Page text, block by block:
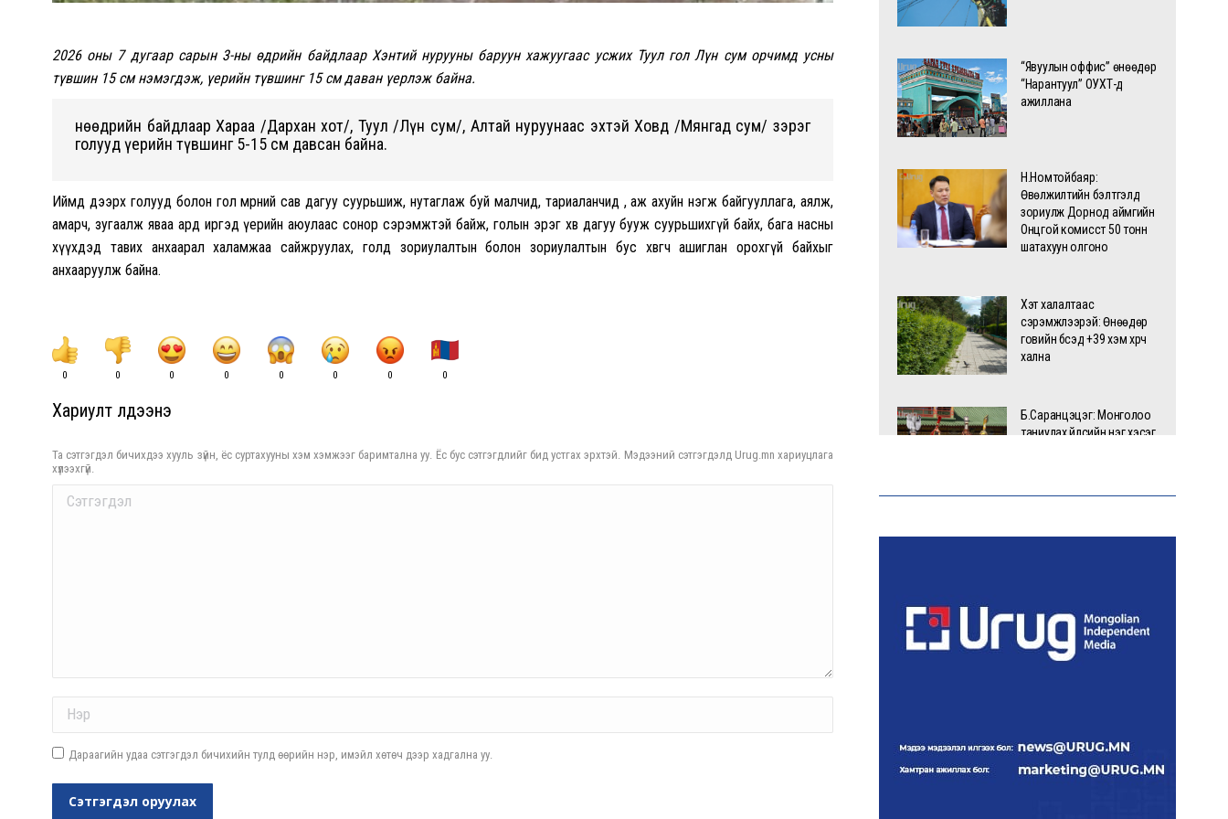
2026 оны 7 дугаар сарын 3-ны өдрийн байдлаар Хэнтий нурууны баруун хажуугаас усжих Туул гол Лүн сум орчимд усны
түвшин 15 см нэмэгдэж, үерийн түвшинг 15 см даван үерлэж байна.
Өнөөдрийн байдлаар Хараа /Дархан хот/, Туул /Лүн сум/, Алтай нуруунаас эхтэй Ховд /Мянгад сум/ зэрэг
голууд үерийн түвшинг 5-15 см давсан байна.
Иймд дээрх голууд болон гол мөрний сав дагуу суурьшиж, нутаглаж буй малчид, тариаланчид , аж ахуйн нэгж байгууллага, аялж,
амарч, зугаалж яваа ард иргэд үерийн аюулаас сонор сэрэмжтэй байж, голын эрэг хөвөө дагуу бууж суурьшихгүй байх, бага насны
хүүхдэд тавих анхаарал халамжаа сайжруулах, голд зориулалтын болон зориулалтын бус хөвөгч ашиглан орохгүй байхыг
анхааруулж байна.
0 0 0 0 0 0 0 0
Хариулт үлдээнэ үү
Та сэтгэгдэл бичихдээ хууль зүйн, ёс суртахууны хэм хэмжээг баримтална уу. Ёс бус сэтгэгдлийг бид устгах эрхтэй. Мэдээний сэтгэгдэлд Urug.mn хариуцлага
хүлээхгүй.
Comment
Дараагийн удаа сэтгэгдэл бичихийн тулд өөрийн нэр, имэйл хөтөч дээр хадгална уу.
Сэтгэгдэл оруулах
“Явуулын оффис” өнөөдөр
“Нарантуул” ОУХТ-д
ажиллана
Н.Номтойбаяр:
Өвөлжилтийн бэлтгэлд
зориулж Дорнод аймгийн
Онцгой комисст 50 тонн
шатахуун олгоно
Хэт халалтаас
сэрэмжлээрэй: Өнөөдөр
говийн бүсэд +39 хэм хүрч
хална
Б.Саранцэцэг: Монголоо
таниулах үйлсийн нэг хэсэг
Шинэ Зеландын нийслэл
Веллингтон хотод 15
16 төрлийн эмийг нэг эх
үүсвэрээс худалдан авах
журмыг баталлаа